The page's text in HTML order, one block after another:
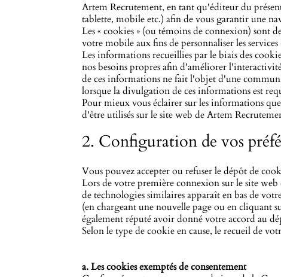
Artem Recrutement, en tant qu'éditeur du
tablette, mobile etc.) afin de vous garantir une
Les « cookies » (ou témoins de connexion) sont
votre mobile aux fins de personnaliser les
Les informations recueillies par le biais des
nos besoins propres afin d'améliorer
de ces informations ne fait l'objet d'une
lorsque la divulgation de ces informations est
Pour mieux vous éclairer sur les informations
d'être utilisés sur le site web de Artem
2. Configuration de vos
Vous pouvez accepter ou refuser le dépôt de
Lors de votre première connexion sur le site
de technologies similaires apparaît en bas de
(en chargeant une nouvelle page ou en cliquant
également réputé avoir donné votre accord au
Selon le type de cookie en cause, le recueil de
a. Les cookies exemptés de consentement